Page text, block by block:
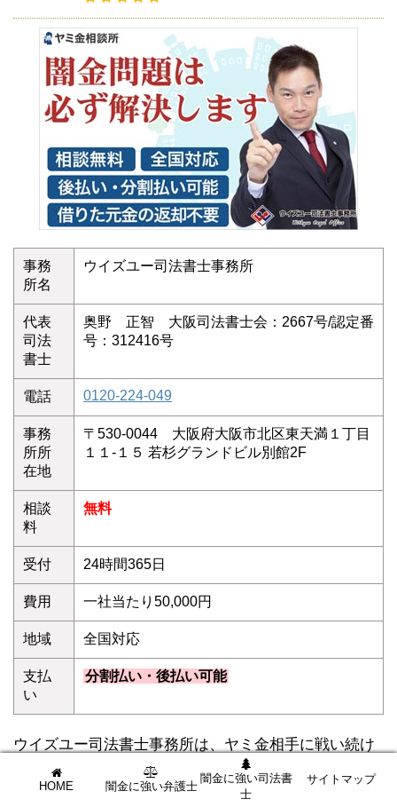
事務
所名
ウイズユー司法書士事務所
代表
司法
書士
奥野 正智 大阪司法書士会：2667号/認定番
号：312416号
電話 0120-224-049
事務
所所
在地
〒530-0044 大阪府大阪市北区東天満１丁目
１１-１５ 若杉グランドビル別館2F
相談
料
無料
受付 24時間365日
費用 一社当たり50,000円
地域 全国対応
支払
い
分割払い・後払い可能
ウイズユー司法書士事務所は、ヤミ金相手に戦い続け
ること10数余年。
経験と実績豊富な司法書士が闇金被害に悩むあなたを
HOME 闇金に強い弁護士
闇金に強い司法書
士
サイトマップ